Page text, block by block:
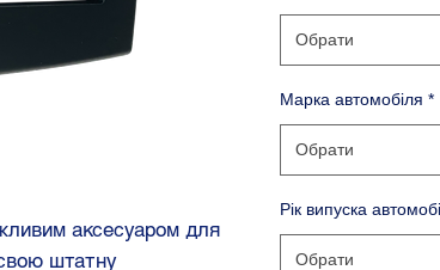
аксесуаром для
штатну
Обрати
Марка автомобіля *
Обрати
Рік випуска
Обрати